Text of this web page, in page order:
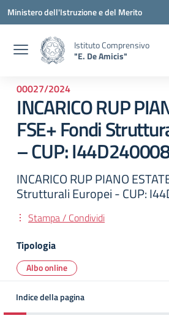
Vai ai contenuti
Vai al menu di navigazione
Vai al footer
Ministero dell'Istruzione e del Merito
Istituto Comprensivo
"E. De Amicis"
00027/2024
INCARICO RUP
FSE+ Fondi
– CUP:
INCARICO RUP PIANO
Strutturali Europei - CUP:
Stampa / Condividi
Tipologia
Albo online
Indice della pagina